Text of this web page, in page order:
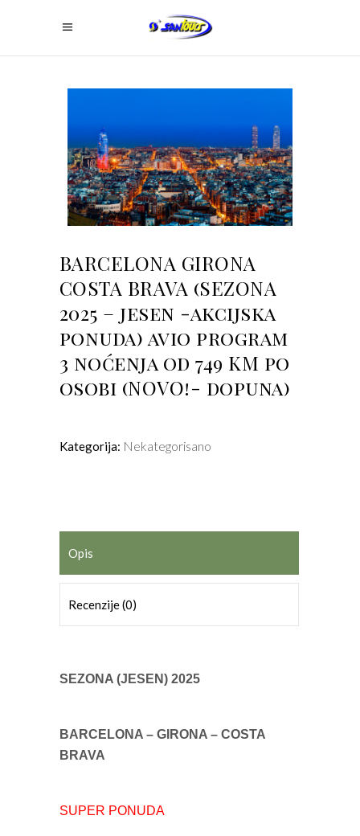
BARCELONA GIRONA
COSTA BRAVA (SEZONA
2025 – jesen -akcijska
ponuda) avio program
3 noćenja od 749 KM po
osobi (NOVO!- dopuna)
Kategorija: Nekategorisano
Opis
Recenzije (0)
SEZONA (JESEN) 2025
BARCELONA – GIRONA – COSTA
BRAVA
SUPER PONUDA